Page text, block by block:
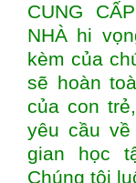
CUNG
NHÀ hi
kèm của
sẽ hoàn
của con
yêu cầu
gian học
Chúng tôi